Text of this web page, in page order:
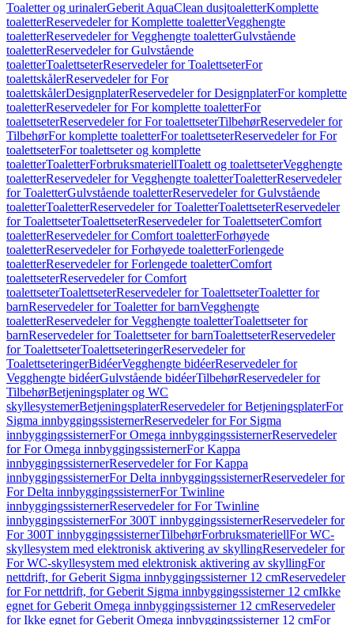
Toaletter og urinalerGeberit AquaClean dusjtoaletterKomplette
toaletterReservedeler for Komplette toaletterVegghengte
toaletterReservedeler for Vegghengte toaletterGulvstående
toaletterReservedeler for Gulvstående
toaletterToalettseterReservedeler for ToalettseterFor
toalettskålerReservedeler for For
toalettskålerDesignplaterReservedeler for DesignplaterFor komplette
toaletterReservedeler for For komplette toaletterFor
toalettseterReservedeler for For toalettseterTilbehørReservedeler for
TilbehørFor komplette toaletterFor toalettseterReservedeler for For
toalettseterFor toalettseter og komplette
toaletterToaletterForbruksmateriellToalett og toalettseterVegghengte
toaletterReservedeler for Vegghengte toaletterToaletterReservedeler
for ToaletterGulvstående toaletterReservedeler for Gulvstående
toaletterToaletterReservedeler for ToaletterToalettseterReservedeler
for ToalettseterToalettseterReservedeler for ToalettseterComfort
toaletterReservedeler for Comfort toaletterForhøyede
toaletterReservedeler for Forhøyede toaletterForlengede
toaletterReservedeler for Forlengede toaletterComfort
toalettseterReservedeler for Comfort
toalettseterToalettseterReservedeler for ToalettseterToaletter for
barnReservedeler for Toaletter for barnVegghengte
toaletterReservedeler for Vegghengte toaletterToalettseter for
barnReservedeler for Toalettseter for barnToalettseterReservedeler
for ToalettseterToalettseteringerReservedeler for
ToalettseteringerBidéerVegghengte bidéerReservedeler for
Vegghengte bidéerGulvstående bidéerTilbehørReservedeler for
TilbehørBetjeningsplater og WC
skyllesystemerBetjeningsplaterReservedeler for BetjeningsplaterFor
Sigma innbyggingssisternerReservedeler for For Sigma
innbyggingssisternerFor Omega innbyggingssisternerReservedeler
for For Omega innbyggingssisternerFor Kappa
innbyggingssisternerReservedeler for For Kappa
innbyggingssisternerFor Delta innbyggingssisternerReservedeler for
For Delta innbyggingssisternerFor Twinline
innbyggingssisternerReservedeler for For Twinline
innbyggingssisternerFor 300T innbyggingssisternerReservedeler for
For 300T innbyggingssisternerTilbehørForbruksmateriellFor WC-
skyllesystem med elektronisk aktivering av skyllingReservedeler for
For WC-skyllesystem med elektronisk aktivering av skyllingFor
nettdrift, for Geberit Sigma innbyggingssisterner 12 cmReservedeler
for For nettdrift, for Geberit Sigma innbyggingssisterner 12 cmIkke
egnet for Geberit Omega innbyggingssisterner 12 cmReservedeler
for Ikke egnet for Geberit Omega innbyggingssisterner 12 cmFor